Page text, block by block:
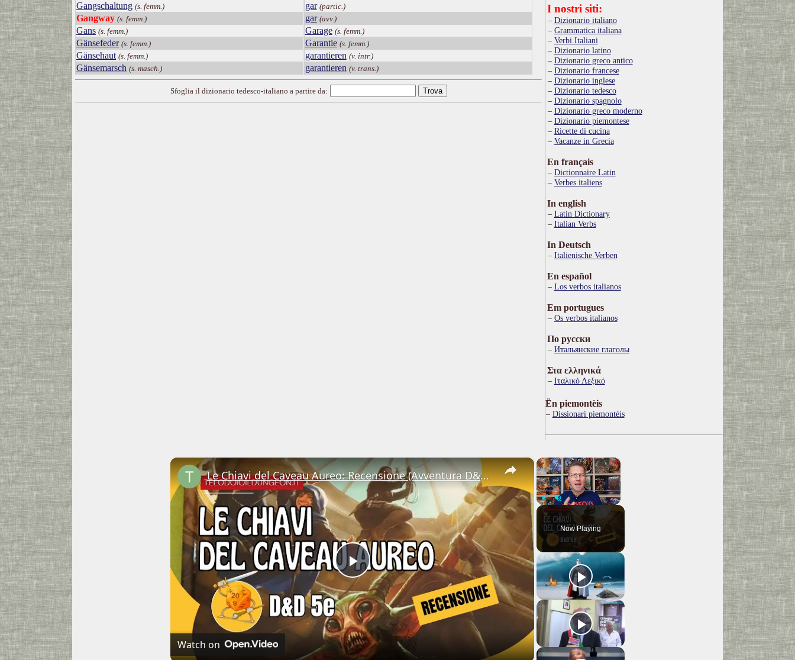
Gangschaltung (s. femm.)
Gangway (s. femm.)
Gans (s. femm.)
Gänsefeder (s. femm.)
Gänsehaut (s. femm.)
Gänsemarsch (s. masch.)
gar (partic.)
gar (avv.)
Garage (s. femm.)
Garantie (s. femm.)
garantieren (v. intr.)
garantieren (v. trans.)
Sfoglia il dizionario tedesco-italiano a partire da:
I nostri siti:
Dizionario italiano
Grammatica italiana
Verbi Italiani
Dizionario latino
Dizionario greco antico
Dizionario francese
Dizionario inglese
Dizionario tedesco
Dizionario spagnolo
Dizionario greco moderno
Dizionario piemontese
Ricette di cucina
Vacanze in Grecia
En français
Dictionnaire Latin
Verbes italiens
In english
Latin Dictionary
Italian Verbs
In Deutsch
Italienische Verben
En español
Los verbos italianos
Em portugues
Os verbos italianos
По русски
Итальянские глаголы
Στα ελληνικά
Ιταλικό Λεξικό
Ën piemontèis
Dissionari piemontèis
×
Unmute Fullscreen
Now Playing
×
Play
Video
Le Chiavi del Caveau Aureo: Recensione (Avventura D&D 5e)
Watch on